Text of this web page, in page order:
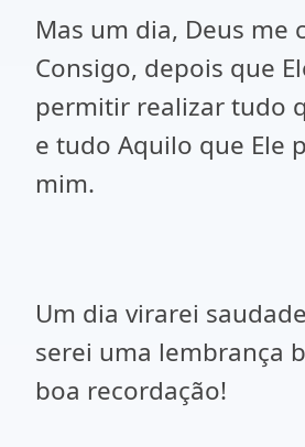
Mas um dia, Deus me
Consigo, depois que
permitir realizar tudo
e tudo Aquilo que Ele
mim.
Um dia virarei
serei uma lembrança
boa recordação!